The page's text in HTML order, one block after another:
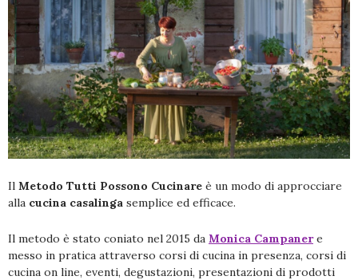
Il Metodo Tutti Possono Cucinare è un modo di approcciare
alla cucina casalinga semplice ed efficace.
Il metodo è stato coniato nel 2015 da Monica Campanere
messo in pratica attraverso corsi di cucina in presenza, corsi di
cucina on line, eventi, degustazioni, presentazioni di prodotti